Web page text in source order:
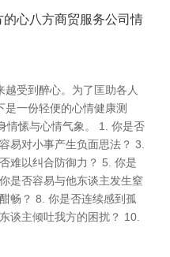
心八方商贸服务公司情
受到醉心。为了匡助各人
一份轻便的心情健康测
情愫与心情气象。 1. 你是否
易对小事产生负面思法？ 3.
难以纠合防御力？ 5. 你是
是否容易与他东谈主发生窒
畅？ 8. 你是否连续感到孤
谈主倾吐我方的困扰？ 10.